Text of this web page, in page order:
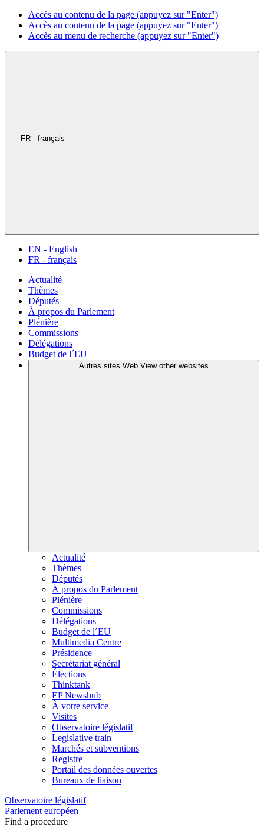
Accès au contenu de la page (appuyez sur "Enter")
Accès au contenu de la page (appuyez sur "Enter")
Accès au menu de recherche (appuyez sur "Enter")
FR - français
EN - English
FR - français
Actualité
Thèmes
Députés
À propos du Parlement
Plénière
Commissions
Délégations
Budget de l´EU
Autres sites Web View other websites
Actualité
Thèmes
Députés
À propos du Parlement
Plénière
Commissions
Délégations
Budget de l´EU
Multimedia Centre
Présidence
Secrétariat général
Élections
Thinktank
EP Newshub
À votre service
Visites
Observatoire législatif
Legislative train
Marchés et subventions
Registre
Portail des données ouvertes
Bureaux de liaison
Observatoire législatif
Parlement européen
Find a procedure